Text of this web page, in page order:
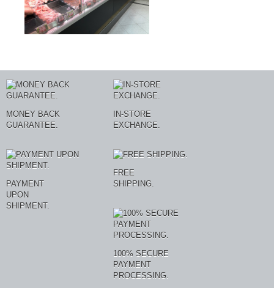
MONEY BACK
GUARANTEE.
IN-STORE
EXCHANGE.
PAYMENT
UPON
SHIPMENT.
FREE
SHIPPING.
100% SECURE
PAYMENT
PROCESSING.